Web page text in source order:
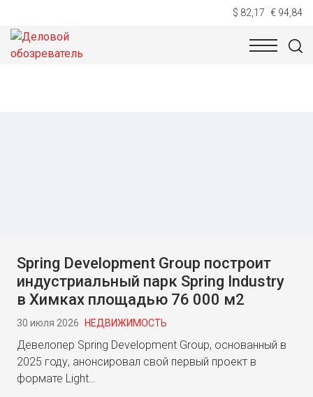
$ 82,17 € 94,84
НОВОСТИ
Spring Development Group построит
индустриальный парк Spring Industry
в Химках площадью 76 000 м2
30 июля 2026 НЕДВИЖИМОСТЬ
Девелопер Spring Development Group, основанный в
2025 году, анонсировал свой первый проект в
формате Light…